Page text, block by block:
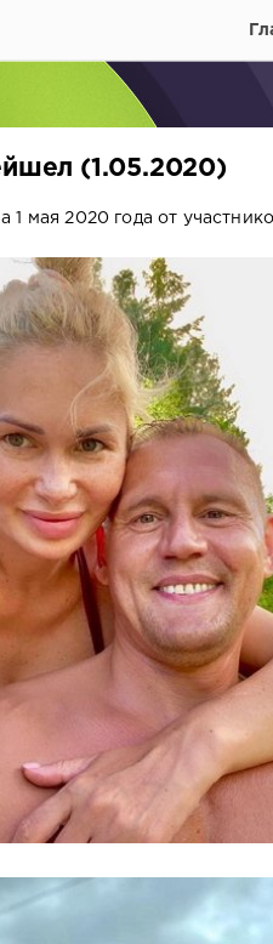
(1.05.2020)
1 мая 2020 года от